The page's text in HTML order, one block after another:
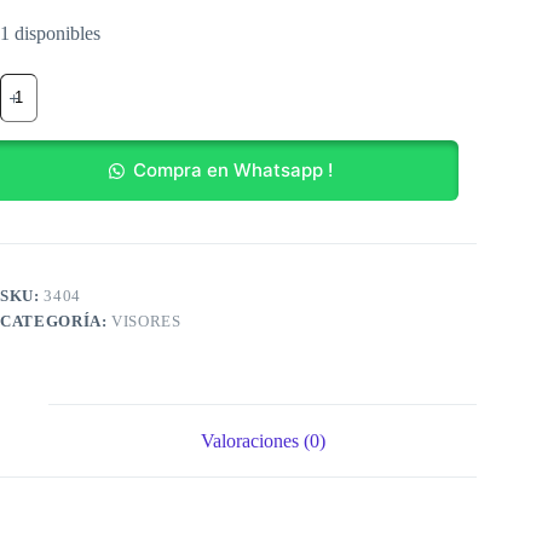
1 disponibles
Visor
Tecno
SPARK
8c
/
2022
Compra en Whatsapp !
SKU:3404
CATEGORÍA:VISORES
Valoraciones (0)